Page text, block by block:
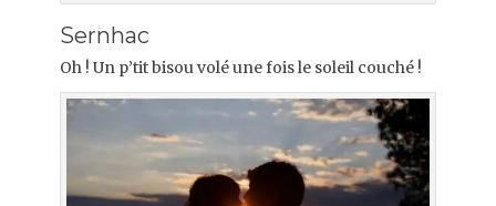
Sernhac
Oh ! Un p’tit bisou volé une fois le soleil couché !